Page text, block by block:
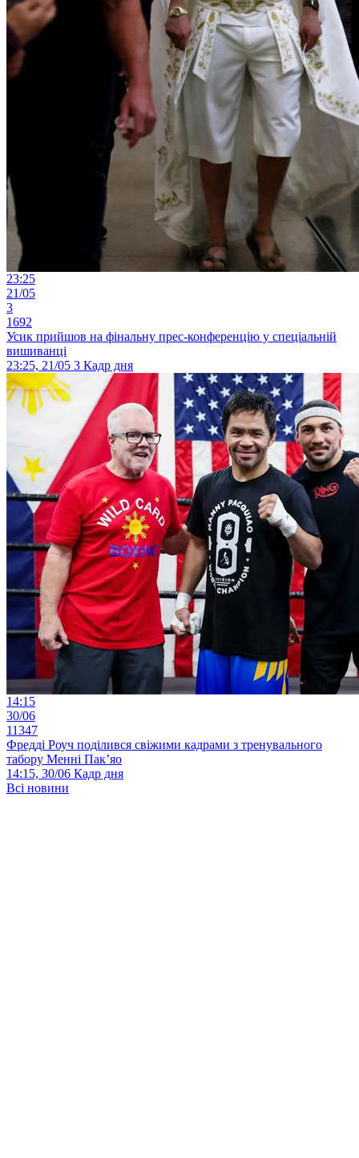
23:25
21/05
3
1692
Усик прийшов на фінальну прес-конференцію у спеціальній
вишиванці
23:25, 21/05 3 Кадр дня
14:15
30/06
11347
Фредді Роуч поділився свіжими кадрами з тренувального
табору Менні Пак’яо
14:15, 30/06 Кадр дня
Всі новини